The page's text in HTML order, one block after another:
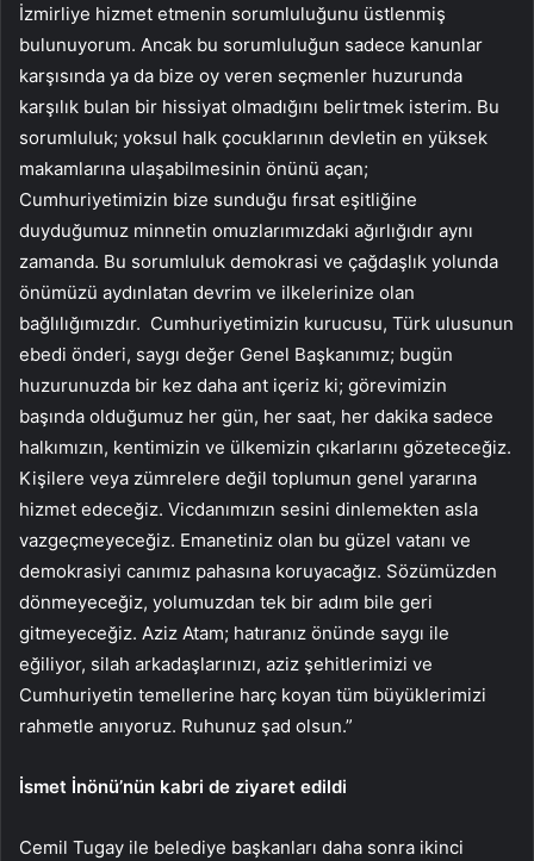
İzmirliye hizmet etmenin sorumluluğunu üstlenmiş
bulunuyorum. Ancak bu sorumluluğun sadece kanunlar
karşısında ya da bize oy veren seçmenler huzurunda
karşılık bulan bir hissiyat olmadığını belirtmek isterim. Bu
sorumluluk; yoksul halk çocuklarının devletin en yüksek
makamlarına ulaşabilmesinin önünü açan;
Cumhuriyetimizin bize sunduğu fırsat eşitliğine
duyduğumuz minnetin omuzlarımızdaki ağırlığıdır aynı
zamanda. Bu sorumluluk demokrasi ve çağdaşlık yolunda
önümüzü aydınlatan devrim ve ilkelerinize olan
bağlılığımızdır. Cumhuriyetimizin kurucusu, Türk ulusunun
ebedi önderi, saygı değer Genel Başkanımız; bugün
huzurunuzda bir kez daha ant içeriz ki; görevimizin
başında olduğumuz her gün, her saat, her dakika sadece
halkımızın, kentimizin ve ülkemizin çıkarlarını gözeteceğiz.
Kişilere veya zümrelere değil toplumun genel yararına
hizmet edeceğiz. Vicdanımızın sesini dinlemekten asla
vazgeçmeyeceğiz. Emanetiniz olan bu güzel vatanı ve
demokrasiyi canımız pahasına koruyacağız. Sözümüzden
dönmeyeceğiz, yolumuzdan tek bir adım bile geri
gitmeyeceğiz. Aziz Atam; hatıranız önünde saygı ile
eğiliyor, silah arkadaşlarınızı, aziz şehitlerimizi ve
Cumhuriyetin temellerine harç koyan tüm büyüklerimizi
rahmetle anıyoruz. Ruhunuz şad olsun.”
İsmet İnönü’nün kabri de ziyaret edildi
Cemil Tugay ile belediye başkanları daha sonra ikinci